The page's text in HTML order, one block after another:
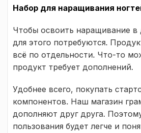
Набор для наращивания
Чтобы освоить наращивание
для этого потребуются.
всё по отдельности. Что-то
продукт требует дополнений.
Удобнее всего, покупать
компонентов. Наш магазин
дополняют друг друга.
пользования будет легче и